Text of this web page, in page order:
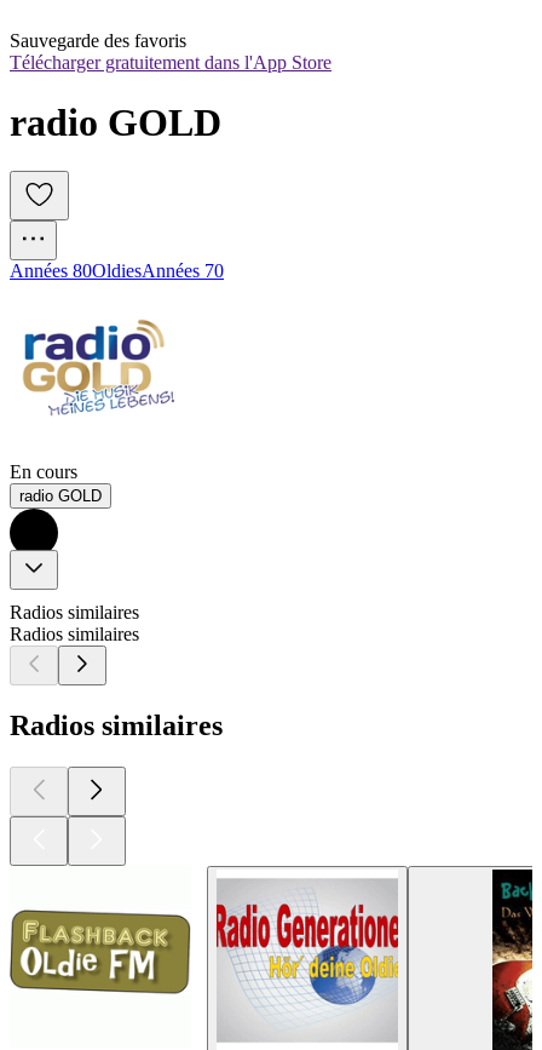
Sauvegarde des favoris
Télécharger gratuitement dans l'App Store
radio GOLD
Années 80OldiesAnnées 70
En cours
radio GOLD
Radios similaires
Radios similaires
Radios similaires